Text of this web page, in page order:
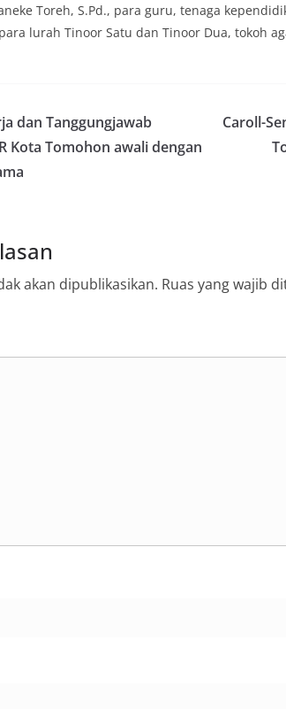
Toreh, S.Pd., para guru, tenaga
lurah Tinoor Satu dan Tinoor Dua, tokoh
dan Tanggungjawab
Kota Tomohon awali dengan
Caroll-
akan dipublikasikan. Ruas yang wajib